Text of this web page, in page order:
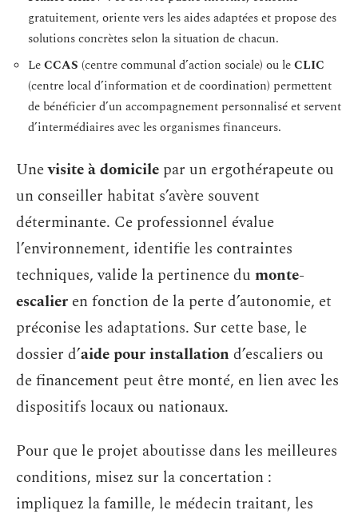
gratuitement, oriente vers les aides adaptées et propose des
solutions concrètes selon la situation de chacun.
LeCCAS (centre communal d’action sociale) ou leCLIC
(centre local d’information et de coordination) permettent
de bénéficier d’un accompagnement personnalisé et servent
d’intermédiaires avec les organismes financeurs.
Unevisite à domicile par un ergothérapeute ou
un conseiller habitat s’avère souvent
déterminante. Ce professionnel évalue
l’environnement, identifie les contraintes
techniques, valide la pertinence du monte-
escalier en fonction de la perte d’autonomie, et
préconise les adaptations. Sur cette base, le
dossier d’aide pour installationd’escaliers ou
de financement peut être monté, en lien avec les
dispositifs locaux ou nationaux.
Pour que le projet aboutisse dans les meilleures
conditions, misez sur la concertation :
impliquez la famille, le médecin traitant, les